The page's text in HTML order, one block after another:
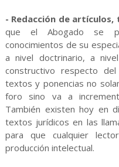
- Redacción de
que el Abogado se
conocimientos de su
a nivel doctrinario, a
constructivo respecto
textos y ponencias no
foro sino va a
También existen hoy en
textos jurídicos en las
para que cualquier
producción intelectual.